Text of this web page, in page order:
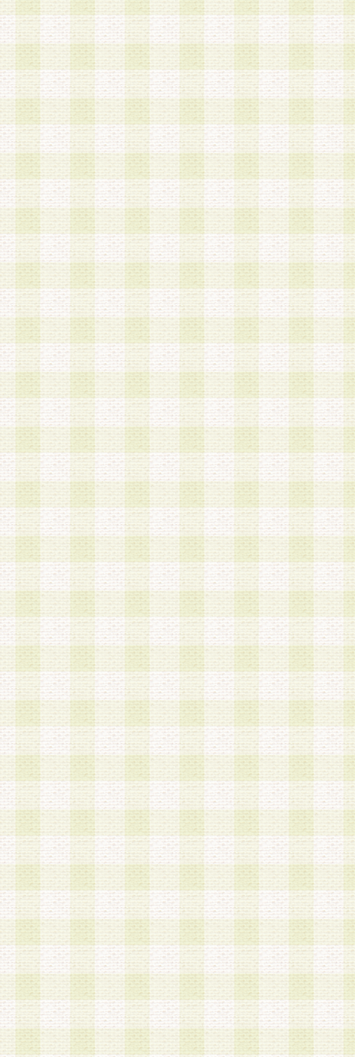
a.既に登録されている会員と同一のメールアドレ
録する場合
b.本サービスと同様のサービスを提供している企
業に従事していると思われる本人またはその家族
場合
c.その他当社が不適切と判断する場合
2.当社は、会員登録希望者を会員として承認する
した 場合、会員登録希望者による会員登録手続
による承認後の場合であっても、会員登録の取り
の抹消を、当社が適切と判 断する方法・手段に
とができるものとします。
3.会員登録希望者が18歳未満、成年被後見人、被
人 である場合は、親権者などの法定代理人の同
録を行うものとします。なお、義務教育学齢に該
者については、登録時に 当社が別途定める方法
権者による承認手続きを行うものとします。
第3条 会員の登録方法
1.会員登録手続きは、会員登録希望者本人が行う
る登録は一切認められないものとします。
2.会員登録希望者は、本規約に同意の後、当社指
画 面」において、当社が指定する必要事項を入
を行うものとします。当社は、会員登録を承認し
会員として本サービスを 受けるためのログイン
を付与します。
3.会員は、会員登録の際に申告する登録情報の全
いかなる虚偽の申告をも行ってはならないものと
4.会員は、複数のログインＩＤおよびパスワード
いものとします。
第4条 ログインIDおよびパスワードの管理
1.会員は、会員登録後、本サイト内にて本サービ
加する際には、前条に基づき当社から付与された
スワードを使用するものとします。
2.登録の際に当社が付与したログインIDおよびパ
の使用に関しては、全て会員本人がその責任を負
3.会員は、当社から付与されたログインIDおよび
貸与、名義変更、売買その他形態を問わず第三者
ならないものとします。
4.当社は、会員によるログインIDおよびパスワー
盗用など第三者の利用に伴う損害の発生について
き事由の有無、その他原因の如何を問わず、一切
のとします。
第5条 会員の登録情報
1.当社は、会員の登録情報に含まれる氏名・住所
アドレス等会員個人を識別できる情報を当社が別
シーポリシー
」に基づき適切に取り扱うものとし